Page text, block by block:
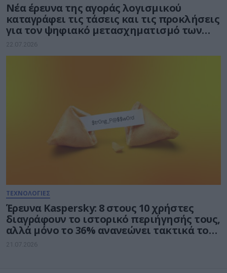
Νέα έρευνα της αγοράς λογισμικού
καταγράφει τις τάσεις και τις προκλήσεις
για τον ψηφιακό μετασχηματισμό των
επιχειρήσεων
22.07.2026
ΤΕΧΝΟΛΟΓΙΕΣ
Έρευνα Kaspersky: 8 στους 10 χρήστες
διαγράφουν το ιστορικό περιήγησής τους,
αλλά μόνο το 36% ανανεώνει τακτικά τους
κωδικούς πρόσβασης
21.07.2026